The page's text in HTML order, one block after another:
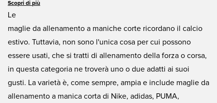
categoria giusta per Lei. Qui abbiamo raccolto la nostra selezione di top da
allenamento a maniche corte in modo che possa trovare facilmente quello
PUMA e sono disponibili in una varietà di taglie e colori che può acquistare
online a ottimi prezzi e con consegna rapida.
Scopri di più
Le
maglie da allenamento a maniche corte ricordano il calcio
estivo. Tuttavia, non sono l'unica cosa per cui possono
essere usati, che si tratti di allenamento della forza o corsa,
in questa categoria ne troverà uno o due adatti ai suoi
gusti. La varietà è, come sempre, ampia e include maglie da
allenamento a manica corta di Nike, adidas, PUMA,